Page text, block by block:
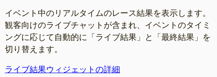
イベント中のリアルタイムのレース結果を表示します。
観客向けのライブチャットが含まれ、イベントのタイミ
ングに応じて自動的に「ライブ結果」と「最終結果」を
切り替えます。
ライブ結果ウィジェットの詳細